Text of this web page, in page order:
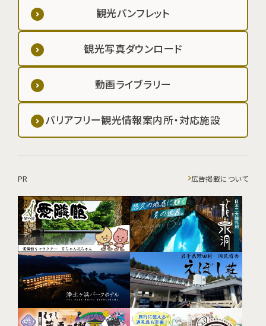
観光パンフレット
観光写真ダウンロード
動画ライブラリー
バリアフリー観光情報案内所・対応施設
PR 広告掲載について